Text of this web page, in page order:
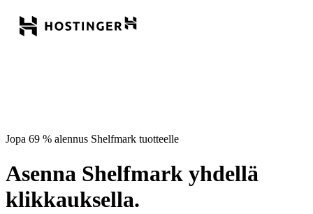
Jopa 69 % alennus Shelfmark tuotteelle
Asenna Shelfmark yhdellä
klikkauksella.